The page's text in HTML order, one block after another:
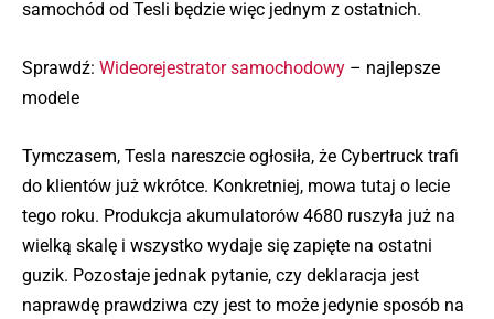
samochód od Tesli będzie więc jednym z ostatnich.
Sprawdź: Wideorejestrator samochodowy – najlepsze
modele
Tymczasem, Tesla nareszcie ogłosiła, że Cybertruck trafi
do klientów już wkrótce. Konkretniej, mowa tutaj o lecie
tego roku. Produkcja akumulatorów 4680 ruszyła już na
wielką skalę i wszystko wydaje się zapięte na ostatni
guzik. Pozostaje jednak pytanie, czy deklaracja jest
naprawdę prawdziwa czy jest to może jedynie sposób na